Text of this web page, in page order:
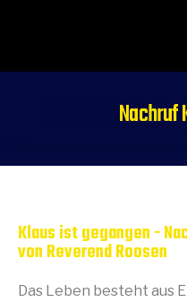
Nachruf
März 15, 2025
Klaus ist gegangen -
von Reverend Roosen
Das Leben besteht aus